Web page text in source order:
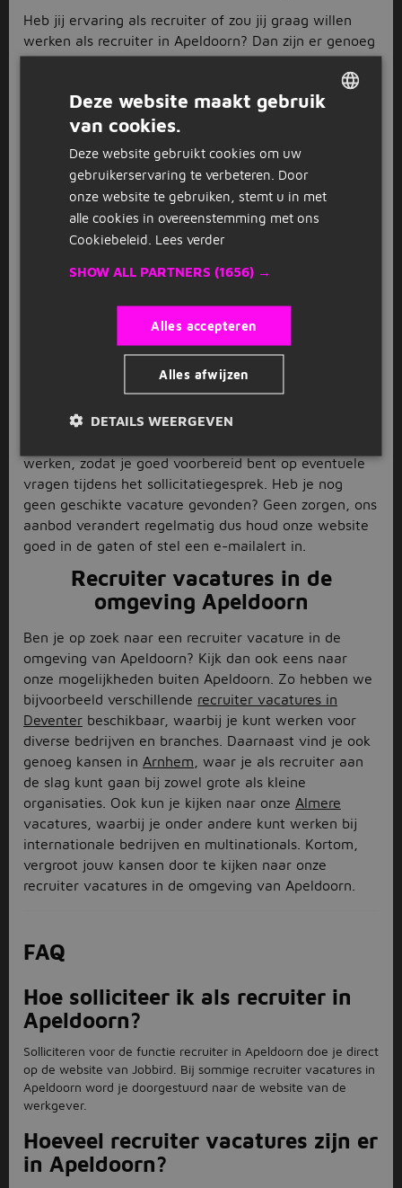
Heb jij ervaring als recruiter of zou jij graag willen
werken als recruiter in Apeldoorn? Dan zijn er genoeg
mogelijkheden op Jobbird. Bijvoorbeeld bij een
organisatie met een eigen HR-afdeling. Als recruiter
heb je veel contact met zowel kandidaten als
Daarnaast krijg je de kans om mensen te helpen bij
het vinden van hun droombaan en draag je bij aan de
groei van een bedrijf. Klinkt dit interessant voor jou?
Neem dan eens een kijkje tussen onze werken als
recruiter in Apeldoorn vacatures.
Solliciteren op recruiter vacatures
in Apeldoorn
Heb je een interessante recruiter vacature in
Apeldoorn gevonden op onze website? Dan is het tijd
om te solliciteren! Zorg ervoor dat je cv en
jouw sollicitatie. Het kan ook handig zijn om vooraf
werken, zodat je goed voorbereid bent op eventuele
vragen tijdens het sollicitatiegesprek. Heb je nog
geen geschikte vacature gevonden? Geen zorgen, ons
aanbod verandert regelmatig dus houd onze website
goed in de gaten of stel een e-mailalert in.
Recruiter vacatures in de
omgeving Apeldoorn
Ben je op zoek naar een recruiter vacature in de
omgeving van Apeldoorn? Kijk dan ook eens naar
onze mogelijkheden buiten Apeldoorn. Zo hebben we
bijvoorbeeld verschillende recruiter vacatures in
Deventer beschikbaar, waarbij je kunt werken voor
diverse bedrijven en branches. Daarnaast vind je ook
genoeg kansen in Arnhem , waar je als recruiter aan
de slag kunt gaan bij zowel grote als kleine
organisaties. Ook kun je kijken naar onze Almere
vacatures, waarbij je onder andere kunt werken bij
internationale bedrijven en multinationals. Kortom,
vergroot jouw kansen door te kijken naar onze
recruiter vacatures in de omgeving van Apeldoorn.
FAQ
Hoe solliciteer ik als recruiter in
Apeldoorn?
Solliciteren voor de functie recruiter in Apeldoorn doe je direct
op de website van Jobbird. Bij sommige recruiter vacatures in
Apeldoorn word je doorgestuurd naar de website van de
werkgever.
Hoeveel recruiter vacatures zijn er
in Apeldoorn?
Deze website maakt gebruik
van cookies.
Deze website gebruikt cookies om uw
gebruikerservaring te verbeteren. Door
onze website te gebruiken, stemt u in met
alle cookies in overeenstemming met ons
Cookiebeleid. Lees verder
SHOW ALL PARTNERS (1656) →
Alles accepteren
Alles afwijzen
DETAILS WEERGEVEN